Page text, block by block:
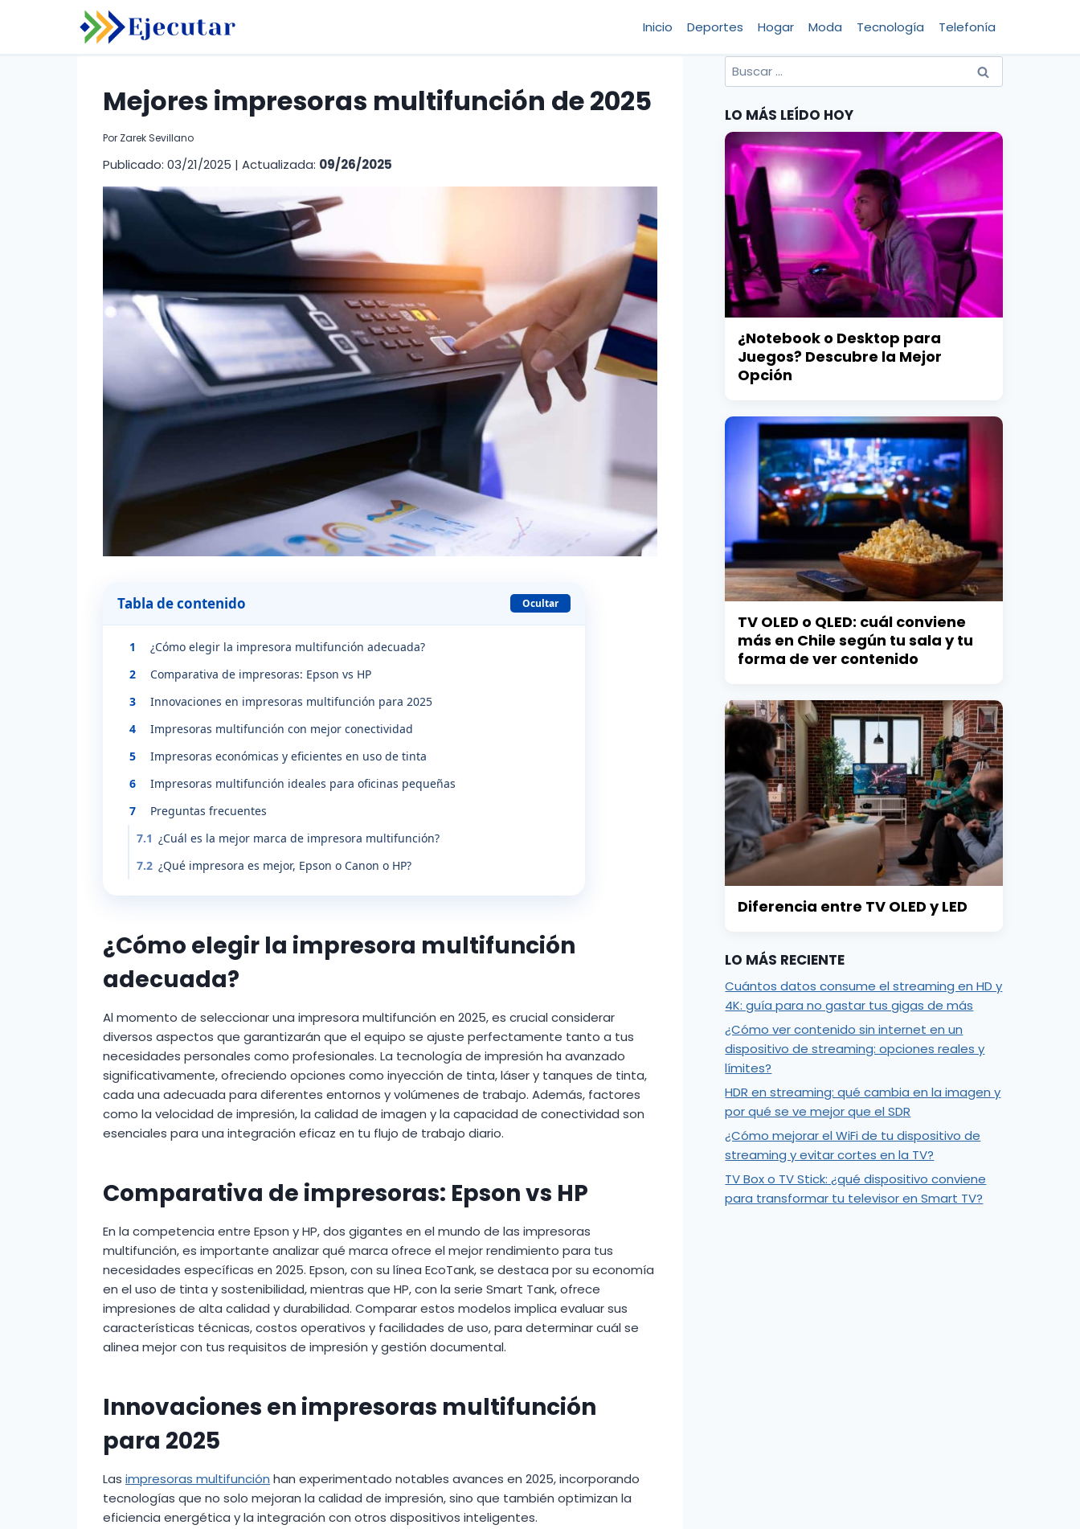
Inicio Deportes Hogar Moda Tecnología Telefonía
Mejores impresoras multifunción de 2025
Por Zarek Sevillano
Publicado: 03/21/2025 | Actualizada: 09/26/2025
Tabla de contenido Ocultar
1
¿Cómo elegir la impresora multifunción adecuada?
2
Comparativa de impresoras: Epson vs HP
3
Innovaciones en impresoras multifunción para 2025
4
Impresoras multifunción con mejor conectividad
5
Impresoras económicas y eficientes en uso de tinta
6
Impresoras multifunción ideales para oficinas pequeñas
7
Preguntas frecuentes
7.1 ¿Cuál es la mejor marca de impresora multifunción?
7.2 ¿Qué impresora es mejor, Epson o Canon o HP?
¿Cómo elegir la impresora multifunción
adecuada?
Al momento de seleccionar una impresora multifunción en 2025, es crucial considerar
diversos aspectos que garantizarán que el equipo se ajuste perfectamente tanto a tus
necesidades personales como profesionales. La tecnología de impresión ha avanzado
significativamente, ofreciendo opciones como inyección de tinta, láser y tanques de tinta,
cada una adecuada para diferentes entornos y volúmenes de trabajo. Además, factores
como la velocidad de impresión, la calidad de imagen y la capacidad de conectividad son
esenciales para una integración eficaz en tu flujo de trabajo diario.
Comparativa de impresoras: Epson vs HP
En la competencia entre Epson y HP, dos gigantes en el mundo de las impresoras
multifunción, es importante analizar qué marca ofrece el mejor rendimiento para tus
necesidades específicas en 2025. Epson, con su línea EcoTank, se destaca por su economía
en el uso de tinta y sostenibilidad, mientras que HP, con la serie Smart Tank, ofrece
impresiones de alta calidad y durabilidad. Comparar estos modelos implica evaluar sus
características técnicas, costos operativos y facilidades de uso, para determinar cuál se
alinea mejor con tus requisitos de impresión y gestión documental.
Innovaciones en impresoras multifunción
para 2025
Las impresoras multifunción han experimentado notables avances en 2025, incorporando
tecnologías que no solo mejoran la calidad de impresión, sino que también optimizan la
eficiencia energética y la integración con otros dispositivos inteligentes.
Buscar
por:
LO MÁS LEÍDO HOY
¿Notebook o Desktop para
Juegos? Descubre la Mejor
Opción
TV OLED o QLED: cuál conviene
más en Chile según tu sala y tu
forma de ver contenido
Diferencia entre TV OLED y LED
LO MÁS RECIENTE
Cuántos datos consume el streaming en HD y
4K: guía para no gastar tus gigas de más
¿Cómo ver contenido sin internet en un
dispositivo de streaming: opciones reales y
límites?
HDR en streaming: qué cambia en la imagen y
por qué se ve mejor que el SDR
¿Cómo mejorar el WiFi de tu dispositivo de
streaming y evitar cortes en la TV?
TV Box o TV Stick: ¿qué dispositivo conviene
para transformar tu televisor en Smart TV?